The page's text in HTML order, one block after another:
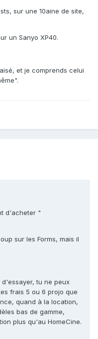
sur une 10aine de site,
un Sanyo XP40.
et je comprends celui
d'acheter "
sur les Forms, mais il
tu ne peux
frais 5 ou 6 projo que
quand à la location,
bas de gamme,
plus qu'au HomeCine.